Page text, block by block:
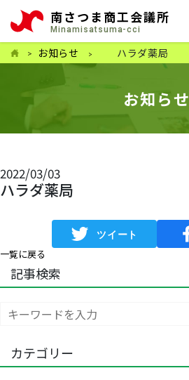
南さつま商工会議所
Minamisatsuma-cci
お知らせ ハラダ薬局
お知らせ
2022/03/03
ハラダ薬局
一覧に戻る
記事検索
カテゴリー